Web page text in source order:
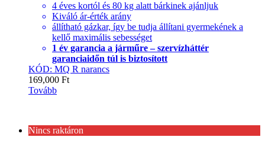
4 éves kortól és 80 kg alatt bárkinek ajánljuk
Kiváló ár-érték arány
állítható gázkar, így be tudja állítani gyermekének a
kellő maximális sebességet
1 év garancia a járműre – szervízháttér
garanciaidőn túl is biztosított
KÓD: MQ R narancs
169,000 Ft
Tovább
Nincs raktáron